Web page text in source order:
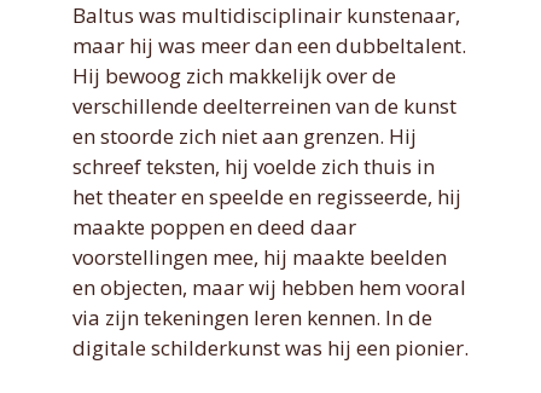
Baltus was multidisciplinair kunstenaar,
maar hij was meer dan een dubbeltalent.
Hij bewoog zich makkelijk over de
verschillende deelterreinen van de kunst
en stoorde zich niet aan grenzen. Hij
schreef teksten, hij voelde zich thuis in
het theater en speelde en regisseerde, hij
maakte poppen en deed daar
voorstellingen mee, hij maakte beelden
en objecten, maar wij hebben hem vooral
via zijn tekeningen leren kennen. In de
digitale schilderkunst was hij een pionier.